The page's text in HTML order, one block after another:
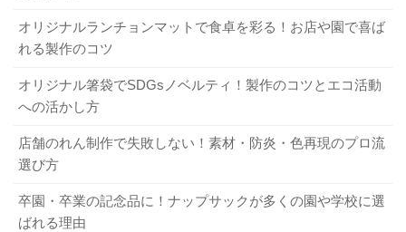
関連記事
2．もらって嬉しい卒業記念品は？
卒業記念品はあくまでも思い出の品なのですから、実用的
なものでも装飾的なものでも構いません。しかし「どうせ
作るならば使えるものを」と考える方が多いのでしょう。
3-3．男女区別なく使えるものを選ぶ
オリジナルの卒業記念品を作る際、あまりかわいらしいデ
ザインにしすぎると、男性は使いにくいです。逆に青や黒
などを多用したデザインにすると女性は少し使いにくいで
しょう。デザインをする場合は男女どちらでも使いやすい
が、男性用と女性用で同じデザインでも配色をかえるとい
オリジナルランチョンマットで食卓を彩る！お店や園で喜ば
れる製作のコツ
オリジナル箸袋でSDGsノベルティ！製作のコツとエコ活動
への活かし方
店舗のれん制作で失敗しない！素材・防炎・色再現のプロ流
選び方
卒園・卒業の記念品に！ナップサックが多くの園や学校に選
ばれる理由